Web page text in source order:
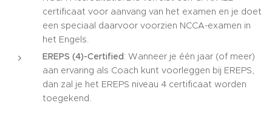
certificaat voor aanvang van het examen en je doet
een speciaal daarvoor voorzien NCCA-examen in
het Engels.
EREPS (4)-Certified: Wanneer je één jaar (of meer)
aan ervaring als Coach kunt voorleggen bij EREPS,
dan zal je het EREPS niveau 4 certificaat worden
toegekend.